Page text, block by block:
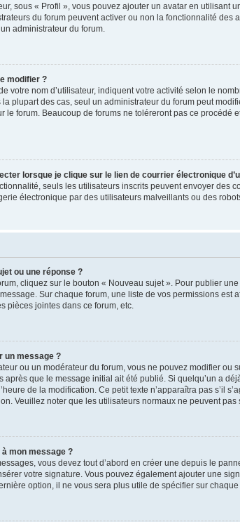
sous « Profil », vous pouvez ajouter un avatar en
du forum peuvent activer ou non la fonctionnalité
administrateur du forum.
modifier ?
votre nom d’utilisateur, indiquent votre activité selon le
plupart des cas, seul un administrateur du forum peut
le forum. Beaucoup de forums ne toléreront pas ce
lorsque je clique sur le lien de courrier électronique
seuls les utilisateurs inscrits peuvent envoyer
électronique par des utilisateurs malveillants ou des
ou une réponse ?
cliquez sur le bouton « Nouveau sujet ». Pour publier
Sur chaque forum, une liste de vos permissions
pièces jointes dans ce forum, etc.
un message ?
ou un modérateur du forum, vous ne pouvez modifier
que le message initial ait été publié. Si quelqu’un a
de la modification. Ce petit texte n’apparaîtra pas s’il
Veuillez noter que les utilisateurs normaux ne peuvent
mon message ?
vous devez tout d’abord en créer une depuis le
votre signature. Vous pouvez également ajouter une
option, il ne vous sera plus utile de spécifier sur